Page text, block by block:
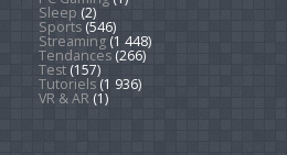
Sleep (2)
Sports(546)
Streaming(1 448)
Tendances(266)
Test(157)
Tutoriels(1 936)
VR & AR(1)